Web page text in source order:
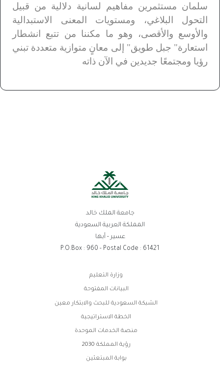
سلمان مستثمرين مفاهيم لسانية دلالية من قبيل
التحول البلاغي، ومستويات المعنى الاستبدالية
والأوسع والأقصى، وهو ما مكننا من تتبع انشطار
استعارة" جبل طويق" إلى معانٍ متوازية متعددة تبني
رؤيا ومجتمعًا جديدين في الآن ذاته
جامعة الملك خالد
المملكة العربية السعودية
عسير - أبها
P.O.Box : 960 - Postal Code : 61421
وزارة التعليم
البيانات المفتوحة
الشبكة السعودية للبحث والابتكار معين
الخطة الاستراتيجية
منصة الخدمات الموحدة
رؤية المملكة 2030
بوابة المبتعثين